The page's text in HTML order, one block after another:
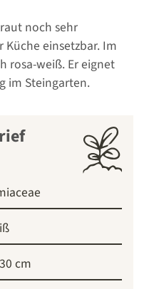
noch sehr
einsetzbar. Im
rosa-weiß. Er eignet
im Steingarten.
cm